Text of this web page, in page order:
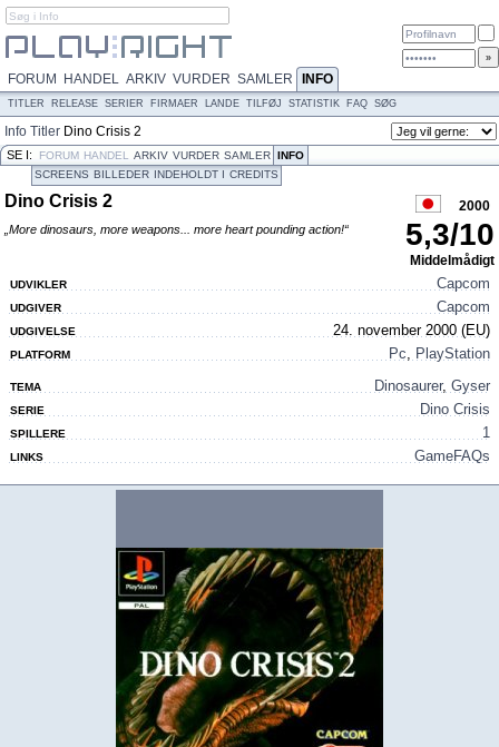
FORUM HANDEL ARKIV VURDER SAMLER INFO
TITLER RELEASE SERIER FIRMAER LANDE TILFØJ STATISTIK FAQ SØG
Info Titler Dino Crisis 2
SE I: FORUM HANDEL ARKIV VURDER SAMLER INFO
SCREENS BILLEDER INDEHOLDT I CREDITS
Dino Crisis 2 2000
„More dinosaurs, more weapons... more heart pounding action!“ 5,3/10
Middelmådigt
UDVIKLER Capcom
UDGIVER Capcom
UDGIVELSE 24. november 2000 (EU)
PLATFORM Pc, PlayStation
TEMA Dinosaurer, Gyser
SERIE Dino Crisis
SPILLERE 1
LINKS GameFAQs